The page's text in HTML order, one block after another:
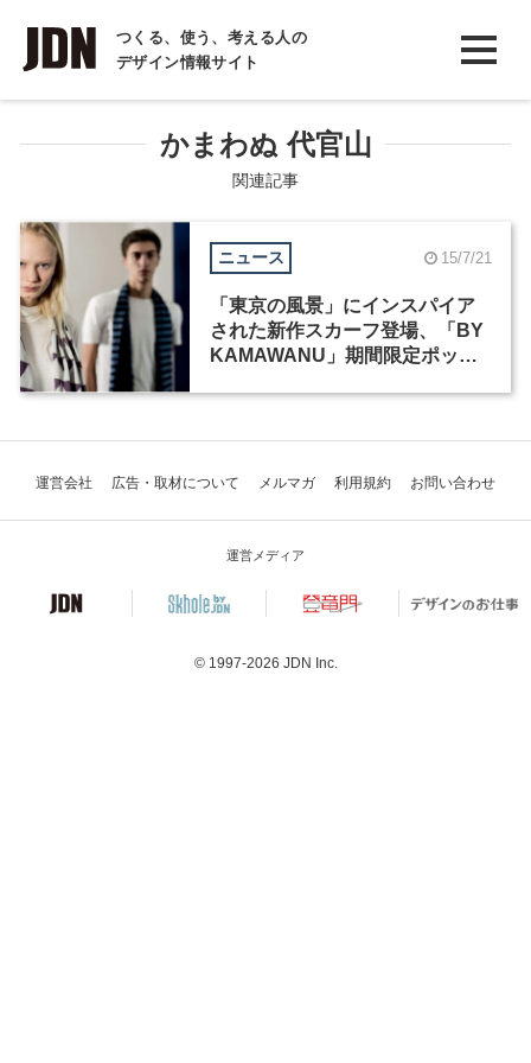
つくる、使う、考える人の
デザイン情報サイト
INTERVIEW
インタビュー
REPORT
COLUMN
コラム
かまわぬ 代官山
関連記事
ニュース 15/7/21
「東京の風景」にインスパイア
された新作スカーフ登場、「BY
KAMAWANU」期間限定ポップ
運営会社 広告・取材について メルマガ 利用規約 お問い合わせ
運営メディア
© 1997-2026 JDN Inc.